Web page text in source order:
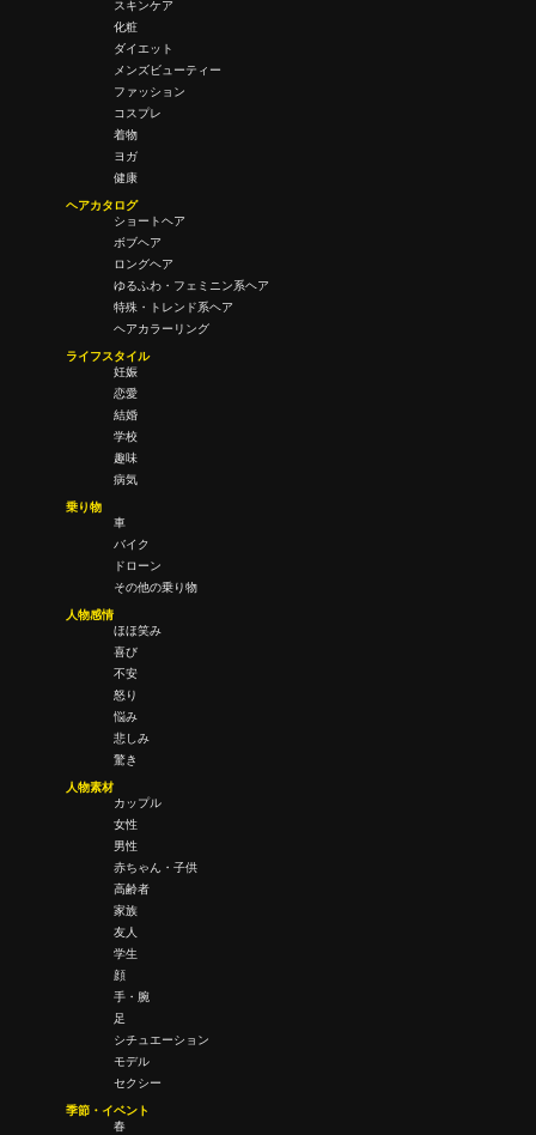
スキンケア
化粧
ダイエット
メンズビューティー
ファッション
コスプレ
着物
ヨガ
健康
ヘアカタログ
ショートヘア
ボブヘア
ロングヘア
ゆるふわ・フェミニン系ヘア
特殊・トレンド系ヘア
ヘアカラーリング
ライフスタイル
妊娠
恋愛
結婚
学校
趣味
病気
乗り物
車
バイク
ドローン
その他の乗り物
人物感情
ほほ笑み
喜び
不安
怒り
悩み
悲しみ
驚き
人物素材
カップル
女性
男性
赤ちゃん・子供
高齢者
家族
友人
学生
顔
手・腕
足
シチュエーション
モデル
セクシー
季節・イベント
春